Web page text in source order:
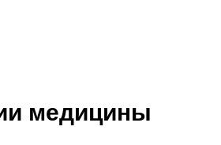
медицины